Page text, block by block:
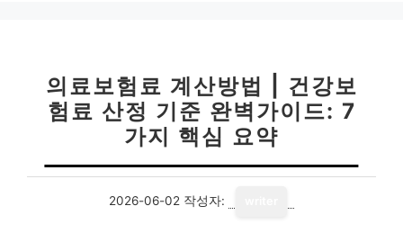
의료보험료 계산방법 | 건강보
험료 산정 기준 완벽가이드: 7
가지 핵심 요약
2026-06-02 작성자: